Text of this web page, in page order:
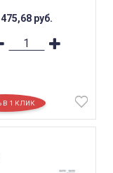
475,68 руб.